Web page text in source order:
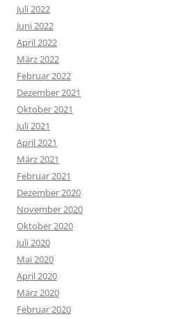
Juli 2022
Juni 2022
April 2022
März 2022
Februar 2022
Dezember 2021
Oktober 2021
Juli 2021
April 2021
März 2021
Februar 2021
Dezember 2020
November 2020
Oktober 2020
Juli 2020
Mai 2020
April 2020
März 2020
Februar 2020